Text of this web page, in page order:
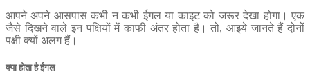
आपने अपने आसपास कभी न कभी ईगल या काइट को जरूर देखा होगा। एक
जैसे दिखने वाले इन पक्षियों में काफी अंतर होता है। तो, आइये जानते हैं दोनों
पक्षी क्यों अलग हैं।
क्या होता है ईगल